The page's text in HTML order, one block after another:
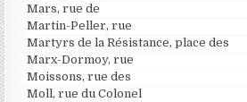
Mars, rue de
Martin-Peller, rue
Martyrs de la Résistance, place des
Marx-Dormoy, rue
Moissons, rue des
Moll, rue du Colonel